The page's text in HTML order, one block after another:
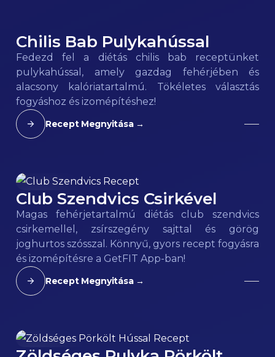
120kcal
Chilis Bab Pulykahússal
Fedezd fel a diétás chilis bab receptünket
pulykahússal, amely gazdag fehérjében és
alacsony kalóriatartalmú. Tökéletes választás
fogyáshoz és izomépítéshez!
Recept Megnyitása →
163kcal
Club Szendvics Csirkével
Magas fehérjetartalmú diétás club szendvics
csirkemellel, zsírszegény sajttal és görög
joghurtos szósszal. Könnyű, gyors recept fogyásra
és izomépítésre a GetFIT App-ban!
Recept Megnyitása →